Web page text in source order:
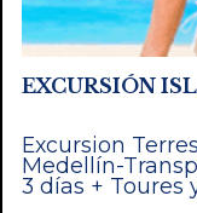
EXCURSIÓN
Excursion
Medellín-
3 días + Toures